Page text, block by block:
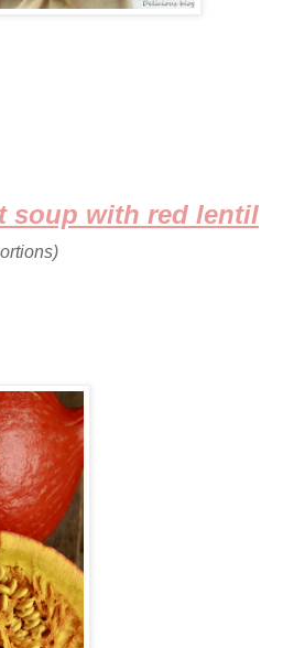
soup with red lentil